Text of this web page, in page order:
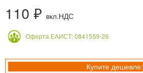
110 ₽ вкл.НДС
Оферта ЕАИСТ: 0841559-26
Купите дешевле: